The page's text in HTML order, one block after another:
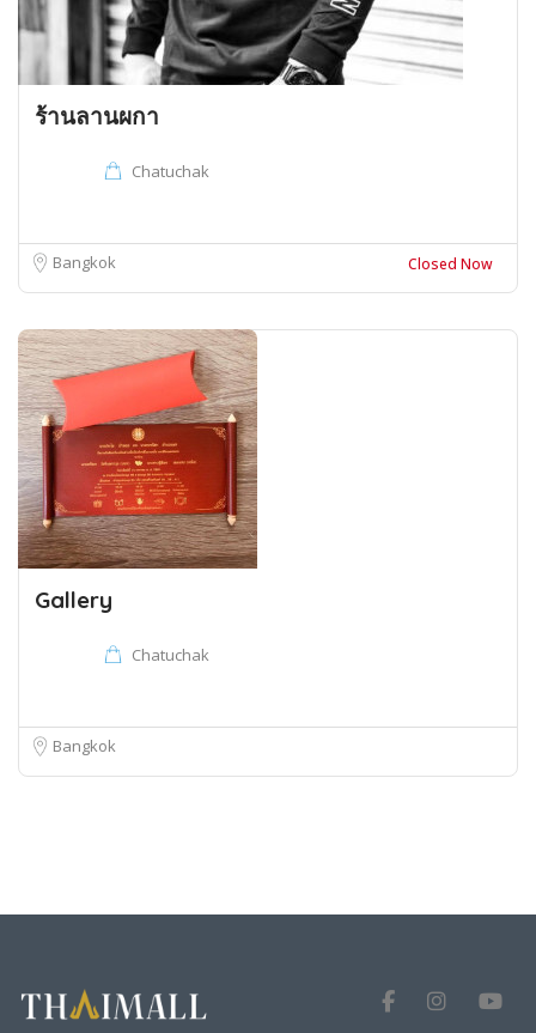
ร้านลานผกา
Chatuchak
Bangkok Closed Now
Gallery
Chatuchak
Bangkok